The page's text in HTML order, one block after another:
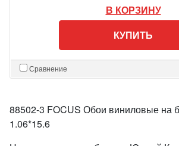
В КОРЗИНУ
КУПИТЬ
Сравнение
88502-3 FOCUS Обои виниловые на
1.06*15.6